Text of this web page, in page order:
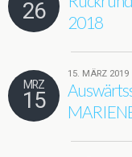
26
2018
MRZ
15
15. MÄRZ 2019